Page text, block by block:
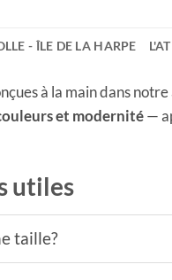
- ÎLE DE LA HARPE
à la main dans
et modernité—
utiles
taille?